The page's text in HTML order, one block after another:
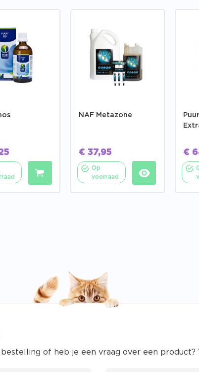
NAF Metazone
€ 37,95
Op
voorraad
€
of heb je een vraag over een